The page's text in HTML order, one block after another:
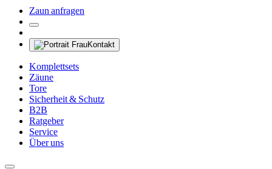
Zaun anfragen
Kontakt
Komplettsets
Zäune
Tore
Sicherheit & Schutz
B2B
Ratgeber
Service
Über uns